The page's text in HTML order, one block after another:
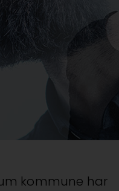
kommune har